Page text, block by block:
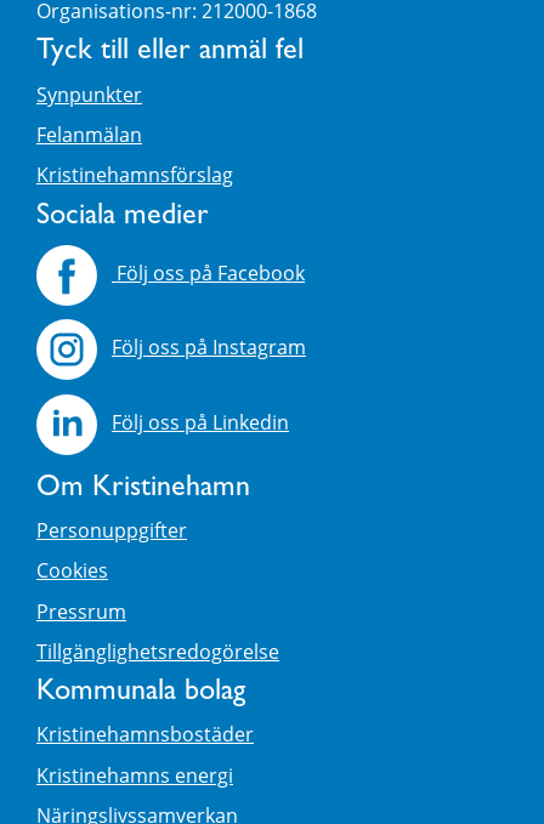
Organisations-nr: 212000-1868
Tyck till eller anmäl fel
Synpunkter
Felanmälan
Kristinehamnsförslag
Sociala medier
Följ oss på Facebook
Följ oss på Instagram
Följ oss på Linkedin
Om Kristinehamn
Personuppgifter
Cookies
Pressrum
Tillgänglighetsredogörelse
Kommunala bolag
Kristinehamnsbostäder
Kristinehamns energi
Näringslivssamverkan